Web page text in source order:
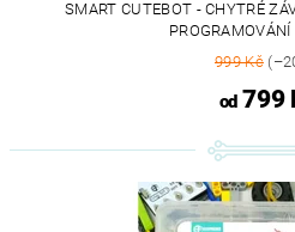
SMART CUTEBOT - CHYTRÉ
999 Kč
od799